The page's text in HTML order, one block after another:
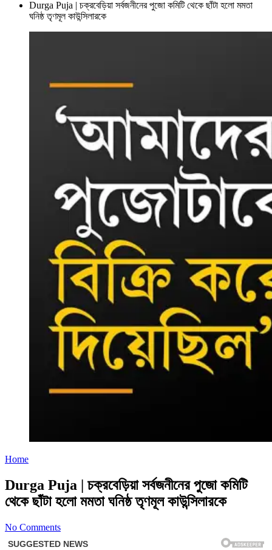
Durga Puja | চক্রবেড়িয়া সর্বজনীনের পুজো কমিটি থেকে ছাঁটা হলো মমতা
ঘনিষ্ঠ তৃণমূল কাউন্সিলারকে
Home
Durga Puja | চক্রবেড়িয়া সর্বজনীনের পুজো কমিটি
থেকে ছাঁটা হলো মমতা ঘনিষ্ঠ তৃণমূল কাউন্সিলারকে
No Comments